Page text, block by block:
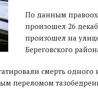
По данным
произошел 26
произошел на
Береговского
смерть одного
переломом